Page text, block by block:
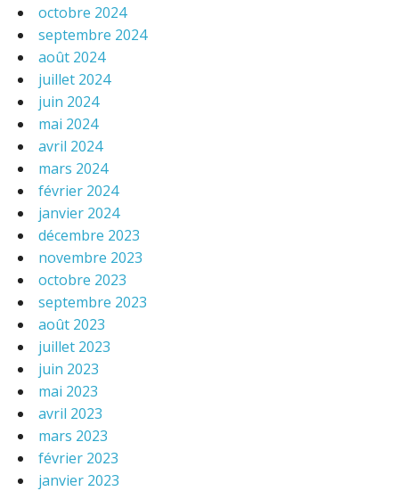
octobre 2024
septembre 2024
août 2024
juillet 2024
juin 2024
mai 2024
avril 2024
mars 2024
février 2024
janvier 2024
décembre 2023
novembre 2023
octobre 2023
septembre 2023
août 2023
juillet 2023
juin 2023
mai 2023
avril 2023
mars 2023
février 2023
janvier 2023